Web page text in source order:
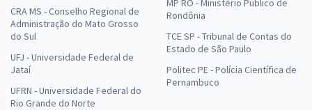
CRA MS - Conselho Regional de
Administração do Mato Grosso
do Sul
UFJ - Universidade Federal de
Jataí
UFRN - Universidade Federal do
Rio Grande do Norte
MP RO - Ministério Público de
Rondônia
TCE SP - Tribunal de Contas do
Estado de São Paulo
Politec PE - Polícia Científica de
Pernambuco